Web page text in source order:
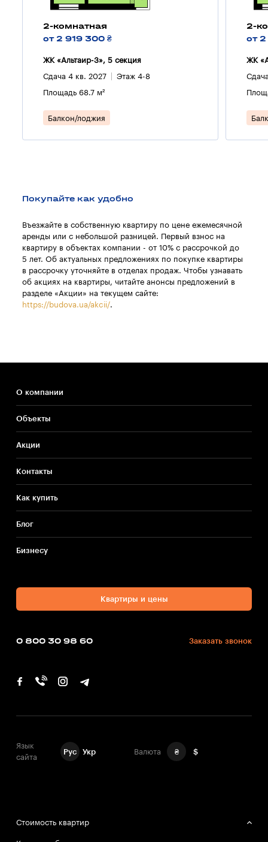
2-комнатная
от 2 919 300 ₴
ЖК «Альтаир-3», 5 секция
Сдача 4 кв. 2027 Этаж 4-8
Площадь 68.7 м²
Балкон/лоджия
2-
от
ЖК
Покупайте как удобно
Въезжайте в собственную квартиру по цене ежемесячной
аренды или с небольшой разницей. Первый взнос на
квартиру в объектах компании - от 10% с рассрочкой до
5 лет. Об актуальных предложениях по покупке квартиры
в рассрочку уточняйте в отделах продаж. Чтобы узнавать
об акциях на квартиры, читайте анонсы предложений в
разделе «Акции» на текущем сайте:
https://budova.ua/akcii/.
О компании
Объекты
Акции
Контакты
Как купить
Блог
Бизнесу
Квартиры и цены
0 800 30 98 60 Заказать звонок
Язык
сайта
Рус Укр Валюта ₴ $
Стоимость квартир